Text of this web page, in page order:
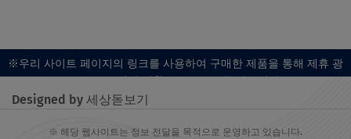
※우리 사이트 페이지의 링크를 사용하여 구매한 제품을 통해 제휴 광
고 프로그램의 일환으로 수수료를 받습니다.
Designed by 세상돋보기
※ 해당 웹사이트는 정보 전달을 목적으로 운영하고 있습니다.